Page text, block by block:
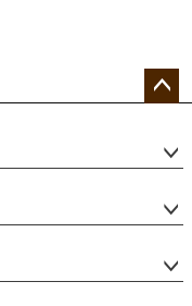
ップ